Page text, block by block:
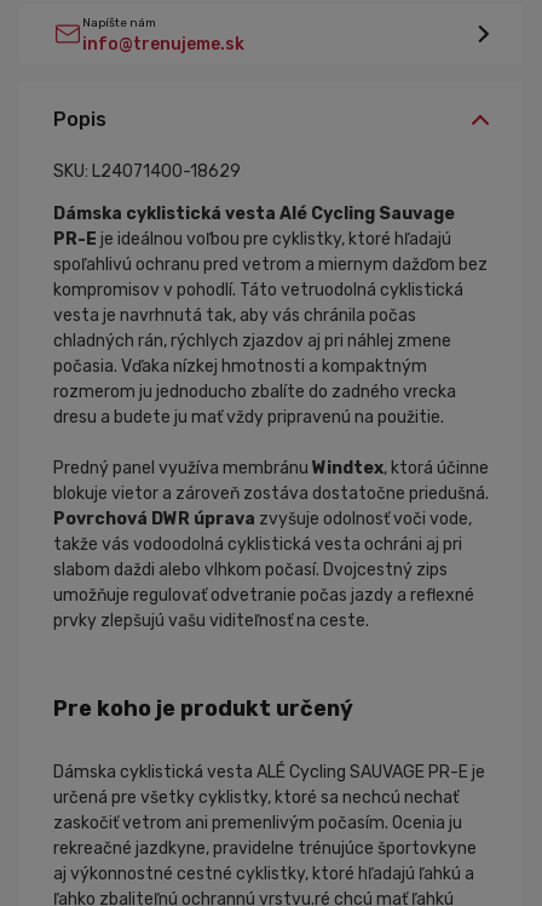
Napíšte nám
info@trenujeme.sk
Popis
SKU: L24071400-18629
Dámska cyklistická vesta Alé Cycling Sauvage
PR-E je ideálnou voľbou pre cyklistky, ktoré hľadajú
spoľahlivú ochranu pred vetrom a miernym dažďom bez
kompromisov v pohodlí. Táto vetruodolná cyklistická
vesta je navrhnutá tak, aby vás chránila počas
chladných rán, rýchlych zjazdov aj pri náhlej zmene
počasia. Vďaka nízkej hmotnosti a kompaktným
rozmerom ju jednoducho zbalíte do zadného vrecka
dresu a budete ju mať vždy pripravenú na použitie.
Predný panel využíva membránu Windtex, ktorá účinne
blokuje vietor a zároveň zostáva dostatočne priedušná.
Povrchová DWR úprava zvyšuje odolnosť voči vode,
takže vás vodoodolná cyklistická vesta ochráni aj pri
slabom daždi alebo vlhkom počasí. Dvojcestný zips
umožňuje regulovať odvetranie počas jazdy a reflexné
prvky zlepšujú vašu viditeľnosť na ceste.
Pre koho je produkt určený
Dámska cyklistická vesta ALÉ Cycling SAUVAGE PR-E je
určená pre všetky cyklistky, ktoré sa nechcú nechať
zaskočiť vetrom ani premenlivým počasím. Ocenia ju
rekreačné jazdkyne, pravidelne trénujúce športovkyne
aj výkonnostné cestné cyklistky, ktoré hľadajú ľahkú a
ľahko zbaliteľnú ochrannú vrstvu.ré chcú mať ľahkú